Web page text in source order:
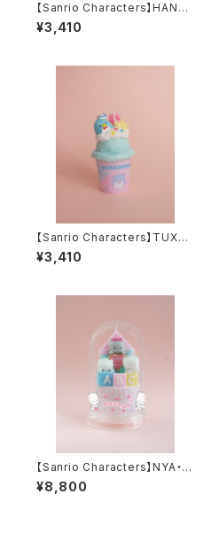
【Sanrio Characters】HANG
YODON CANDLE
¥3,410
【Sanrio Characters】TUXED
OSAM CANDLE
¥3,410
【Sanrio Characters】NYA・N
I・NYU・NYE・NYON Dome C
andle
¥8,800